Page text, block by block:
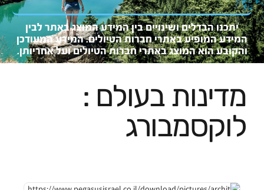
יתכנו הבדלים ושינויים בין המידע המוצג באתר לבין
המידע המופיע באתרי חברות הטיולים. המידע המעודכן
והקובעהוא המוצג באתרי חברות הטיולים ועל אחריותן.
מדינות בעולם :
לוקסמבורג